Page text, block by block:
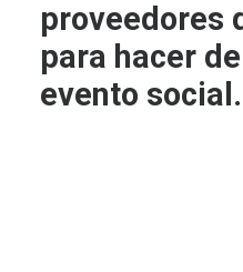
proveedores
para hacer
evento social.